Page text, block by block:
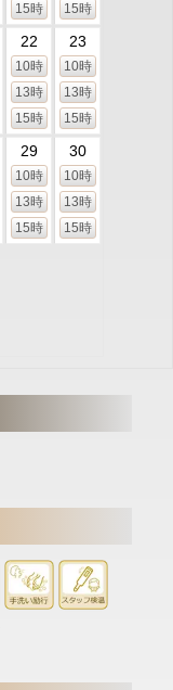
15時
15時
22
10時
13時
15時
23
10時
13時
15時
29
10時
13時
15時
30
10時
13時
15時